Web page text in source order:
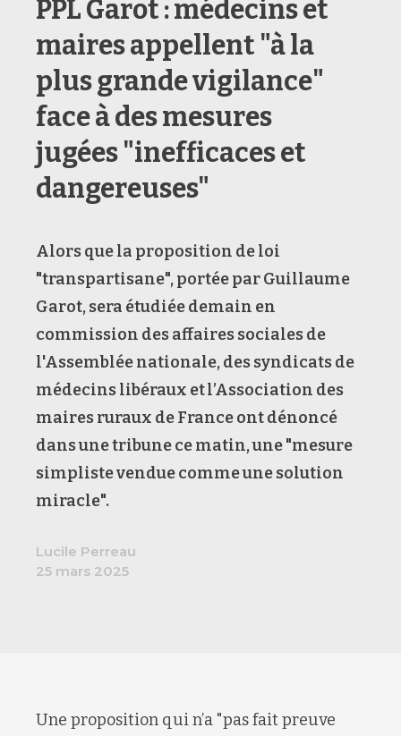
PPL Garot : médecins et
maires appellent "à la
plus grande vigilance"
face à des mesures
jugées "inefficaces et
dangereuses"
Alors que la proposition de loi
"transpartisane", portée par Guillaume
Garot, sera étudiée demain en
commission des affaires sociales de
l'Assemblée nationale, des syndicats de
médecins libéraux et l’Association des
maires ruraux de France ont dénoncé
dans une tribune ce matin, une "mesure
simpliste vendue comme une solution
miracle".
Lucile Perreau
25 mars 2025
Une proposition qui n’a "pas fait preuve